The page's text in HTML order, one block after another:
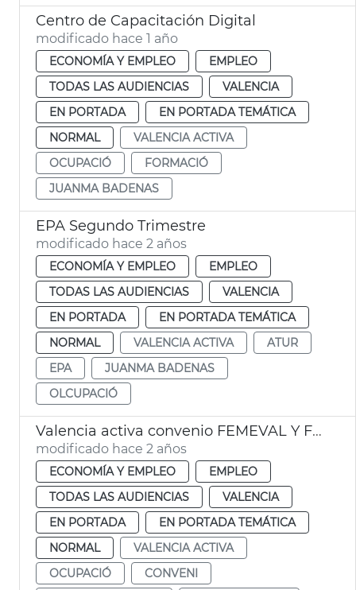
Centro de Capacitación Digital
modificado hace 1 año
ECONOMÍA Y EMPLEO
EMPLEO
TODAS LAS AUDIENCIAS
VALENCIA
EN PORTADA
EN PORTADA TEMÁTICA
NORMAL
VALENCIA ACTIVA
OCUPACIÓ
FORMACIÓ
JUANMA BADENAS
EPA Segundo Trimestre
modificado hace 2 años
ECONOMÍA Y EMPLEO
EMPLEO
TODAS LAS AUDIENCIAS
VALENCIA
EN PORTADA
EN PORTADA TEMÁTICA
NORMAL
VALENCIA ACTIVA
ATUR
EPA
JUANMA BADENAS
OLCUPACIÓ
Valencia activa convenio FEMEVAL Y FEMPA
modificado hace 2 años
ECONOMÍA Y EMPLEO
EMPLEO
TODAS LAS AUDIENCIAS
VALENCIA
EN PORTADA
EN PORTADA TEMÁTICA
NORMAL
VALENCIA ACTIVA
OCUPACIÓ
CONVENI